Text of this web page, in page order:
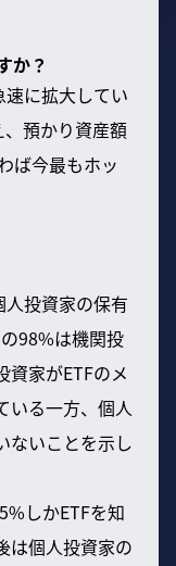
か？
に拡大してい
預かり資産額
ば今最もホッ
投資家の保有
98%は機関投
資家がETFのメ
いる一方、個人
ないことを示し
しかETFを知
は個人投資家の